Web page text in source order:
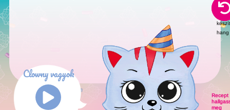
Clowny vagyok
Recept
meg
AI-
jal
hang